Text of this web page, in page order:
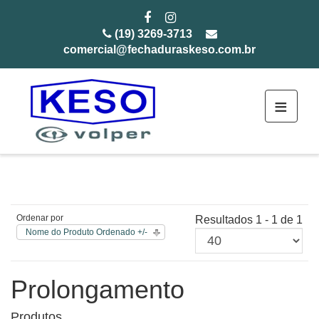
(19) 3269-3713
comercial@fechaduraskeso.com.br
≡
Ordenar por
Nome do Produto Ordenado +/-
Resultados 1 - 1 de 1
Prolongamento